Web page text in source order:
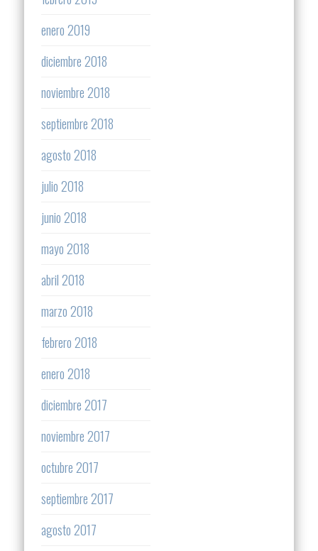
enero 2019
diciembre 2018
noviembre 2018
septiembre 2018
agosto 2018
julio 2018
junio 2018
mayo 2018
abril 2018
marzo 2018
febrero 2018
enero 2018
diciembre 2017
noviembre 2017
octubre 2017
septiembre 2017
agosto 2017